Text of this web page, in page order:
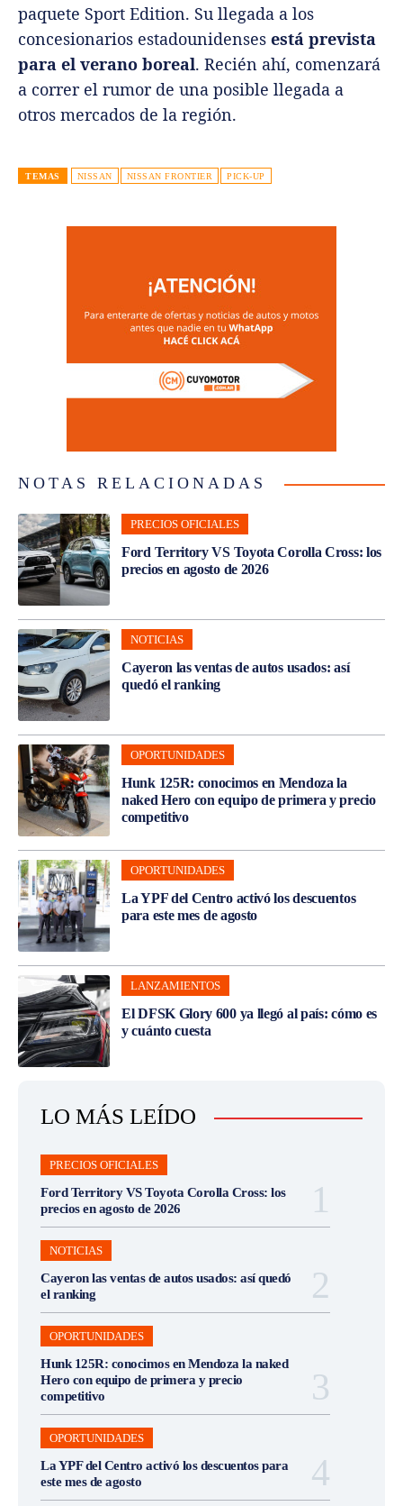
paquete Sport Edition. Su llegada a los
concesionarios estadounidenses está prevista
para el verano boreal. Recién ahí, comenzará
a correr el rumor de una posible llegada a
otros mercados de la región.
TEMAS NISSAN NISSAN FRONTIER PICK-UP
NOTAS RELACIONADAS
PRECIOS OFICIALES
Ford Territory VS Toyota Corolla Cross: los
precios en agosto de 2026
NOTICIAS
Cayeron las ventas de autos usados: así
quedó el ranking
OPORTUNIDADES
Hunk 125R: conocimos en Mendoza la
naked Hero con equipo de primera y precio
competitivo
OPORTUNIDADES
La YPF del Centro activó los descuentos
para este mes de agosto
LANZAMIENTOS
El DFSK Glory 600 ya llegó al país: cómo es
y cuánto cuesta
LO MÁS LEÍDO
PRECIOS OFICIALES
Ford Territory VS Toyota Corolla Cross: los
precios en agosto de 2026
NOTICIAS
Cayeron las ventas de autos usados: así quedó
el ranking
OPORTUNIDADES
Hunk 125R: conocimos en Mendoza la naked
Hero con equipo de primera y precio
competitivo
OPORTUNIDADES
La YPF del Centro activó los descuentos para
este mes de agosto